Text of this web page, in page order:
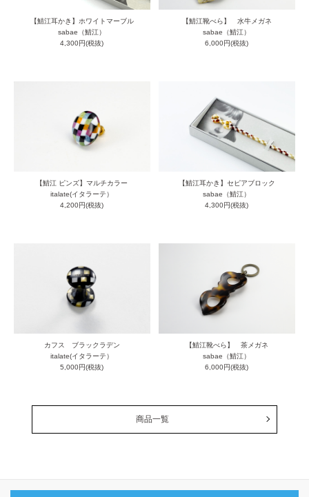
【鯖江耳かき】ホワイトマーブル
sabae（鯖江）
4,300円(税抜)
【鯖江靴べら】 水牛メガネ
sabae（鯖江）
6,000円(税抜)
【鯖江 ピンズ】マルチカラー
italate(イタラーテ）
4,200円(税抜)
【鯖江耳かき】セピアブロック
sabae（鯖江）
4,300円(税抜)
カフス ブラックラデン
italate(イタラーテ）
5,000円(税抜)
【鯖江靴べら】 茶メガネ
sabae（鯖江）
6,000円(税抜)
商品一覧